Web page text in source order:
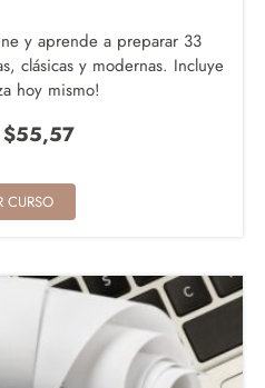
y aprende a preparar 33
clásicas y modernas. Incluye
hoy mismo!
55,57
CURSO